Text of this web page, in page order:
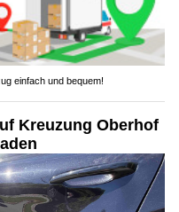
einfach und bequem!
Kreuzung Oberhof